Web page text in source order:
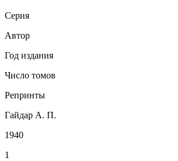
Серия
Автор
Год издания
Число томов
Репринты
Гайдар А. П.
1940
1